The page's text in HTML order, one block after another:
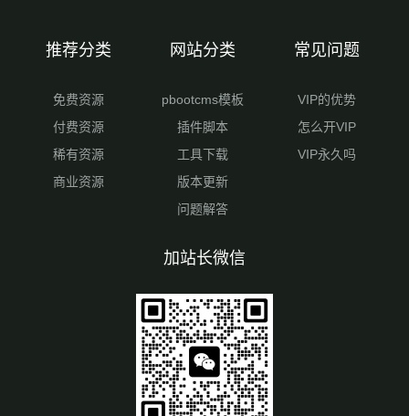
推荐分类
免费资源
付费资源
稀有资源
商业资源
网站分类
pbootcms模板
插件脚本
工具下载
版本更新
问题解答
常见问题
VIP的优势
怎么开VIP
VIP永久吗
加站长微信